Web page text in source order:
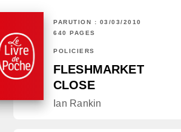
PARUTION : 03/03/2010
640 PAGES
POLICIERS
FLESHMARKET
CLOSE
Ian Rankin